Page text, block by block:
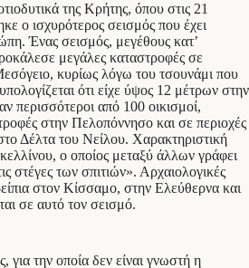
της Κρήτης, όπου στις 21
ο ισχυρότερος σεισμός που έχει
Ένας σεισμός, μεγέθους κατ’
μεγάλες καταστροφές σε
κυρίως λόγω του τσουνάμι που
ότι είχε ύψος 12 μέτρων στην
περισσότεροι από 100 οικισμοί,
στην Πελοπόννησο και σε περιοχές
Δέλτα του Νείλου. Χαρακτηριστική
ο οποίος μεταξύ άλλων γράφει
στέγες των σπιτιών». Αρχαιολογικές
στον Κίσσαμο, στην Ελεύθερνα και
σε αυτό τον σεισμό.
για την οποία δεν είναι γνωστή η